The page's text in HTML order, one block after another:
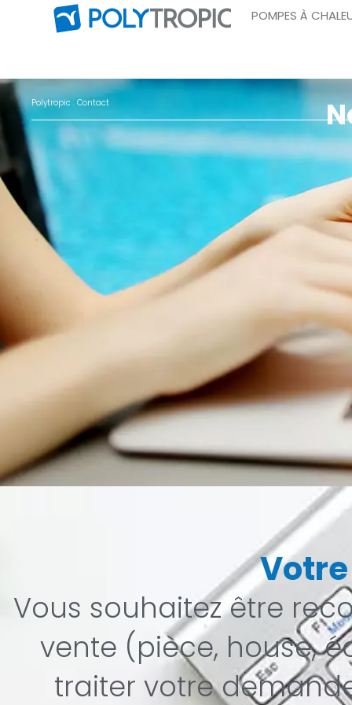
POMPES À
Polytropic. Contact
Vous souhaitez être
vente (pièce, house,
traiter votre